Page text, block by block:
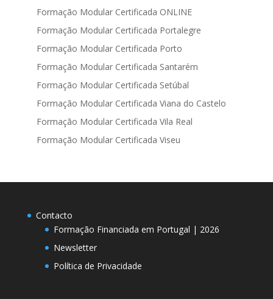
Formação Modular Certificada ONLINE
Formação Modular Certificada Portalegre
Formação Modular Certificada Porto
Formação Modular Certificada Santarém
Formação Modular Certificada Setúbal
Formação Modular Certificada Viana do Castelo
Formação Modular Certificada Vila Real
Formação Modular Certificada Viseu
Contacto
Formação Financiada em Portugal | 2026
Newsletter
Política de Privacidade